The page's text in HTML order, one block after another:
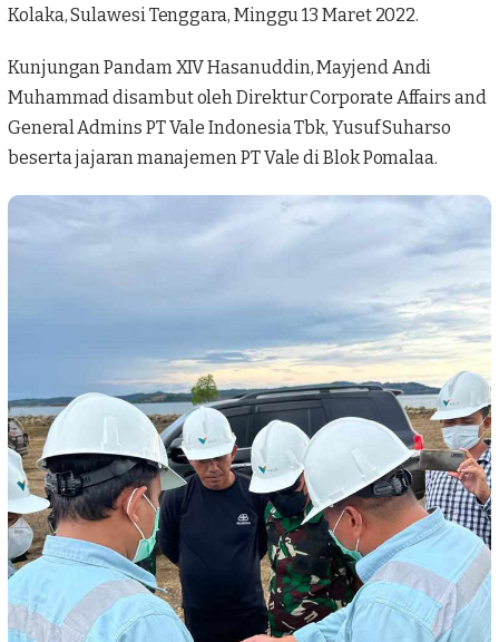
Kolaka, Sulawesi Tenggara, Minggu 13 Maret 2022.
Kunjungan Pandam XIV Hasanuddin, Mayjend Andi
Muhammad disambut oleh Direktur Corporate Affairs and
General Admins PT Vale IndonesiaTbk, Yusuf Suharso
beserta jajaran manajemen PT Vale di Blok Pomalaa.